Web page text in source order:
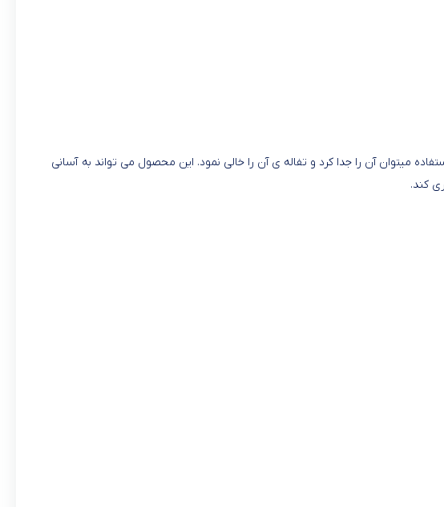
میتوان آن را جدا کرد و تفاله ی آن را خالی نمود. این محصول می تواند به آسانی
کند.